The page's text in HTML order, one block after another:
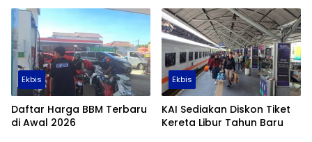
Ekbis
Daftar Harga BBM Terbaru
di Awal 2026
Ekbis
KAI Sediakan Diskon Tiket
Kereta Libur Tahun Baru